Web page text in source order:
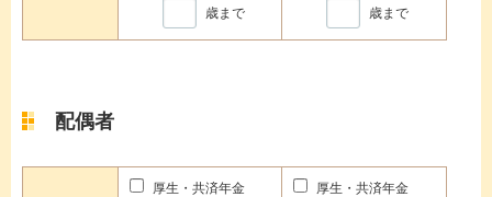
歳まで 歳まで
配偶者
厚生・共済年金
厚生・共済年金